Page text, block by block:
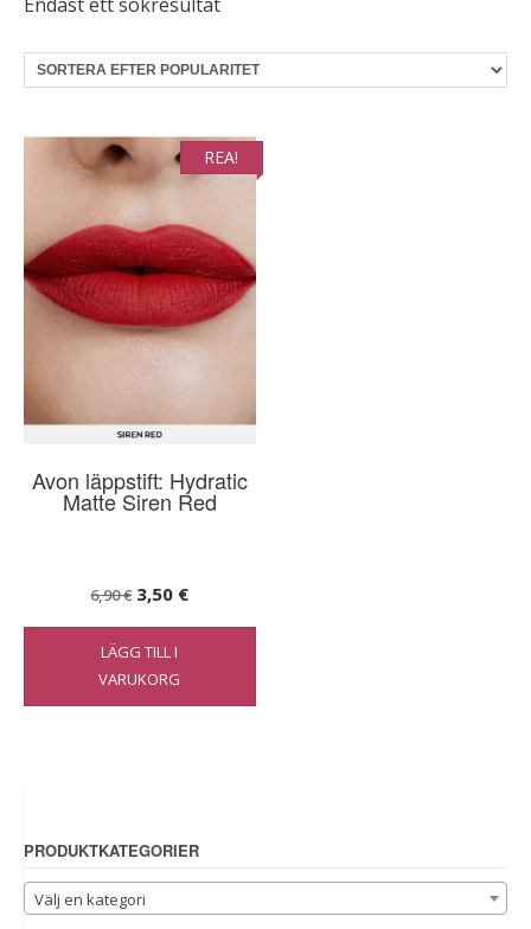
REA!
Avon läppstift: Hydratic
Matte Siren Red
6,90€ Det
ursprungliga
priset
var:
3,50 €Det
nuvarande
LÄGG TILL I
VARUKORG
PRODUKTKATEGORIER
Välj en kategori